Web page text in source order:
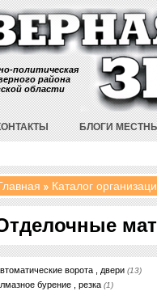
политическая
района
области
БЛОГИ
Каталог
ворота , двери (13)
бурение , резка (1)